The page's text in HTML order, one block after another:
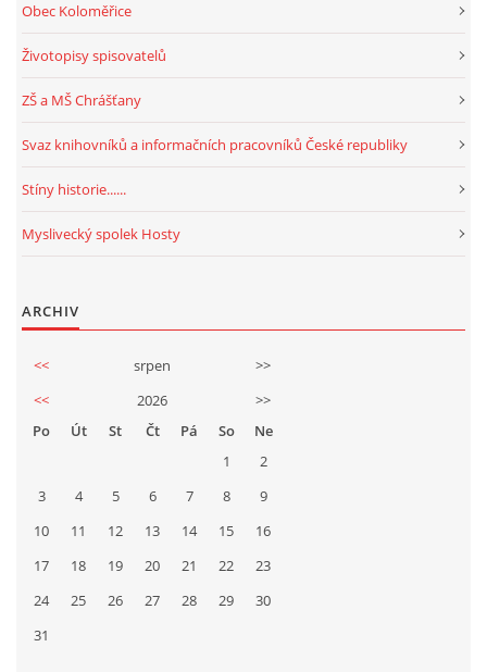
Obec Koloměřice
Životopisy spisovatelů
ZŠ a MŠ Chrášťany
Svaz knihovníků a informačních pracovníků České republiky
Stíny historie......
Myslivecký spolek Hosty
ARCHIV
<< srpen
>>
<<
2026
>>
Po
Út St Čt Pá So
Ne
1
2
3
4 5 6 7 8
9
10
11 12 13 14 15
16
17
18 19 20 21 22
23
24
25 26 27 28 29
30
31